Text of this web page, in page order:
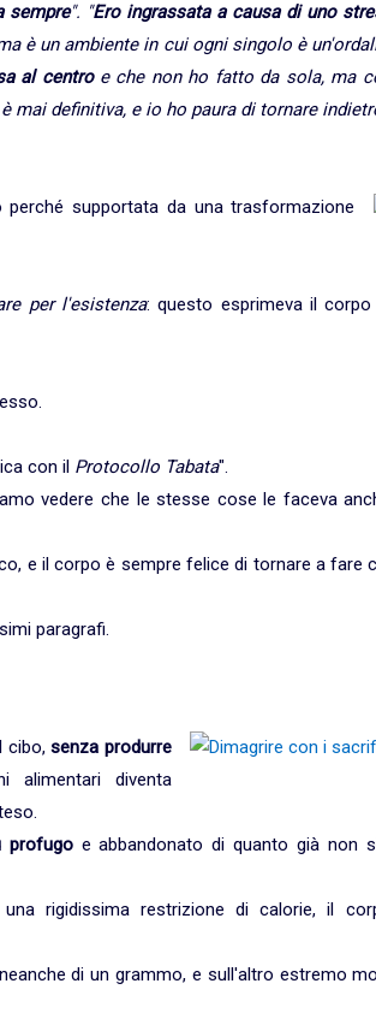
sempre". "Ero ingrassata a causa di uno
è un ambiente in cui ogni singolo è
al centroe che non ho fatto da sola, ma
definitiva, e io ho paura di tornare
supportata da una trasformazione
per l'esistenza: questo esprimeva il corpo
con il Protocollo Tabata".
vedere che le stesse cose le faceva
e il corpo è sempre felice di tornare a fare
paragrafi.
cibo,senza produrre
alimentari diventa
profugoe abbandonato di quanto già non
rigidissima restrizione di calorie, il
di un grammo, e sull'altro estremo